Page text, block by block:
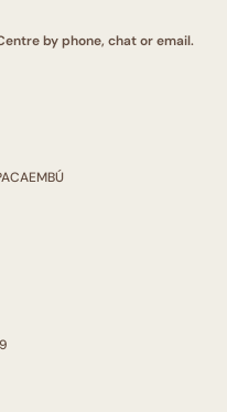
by phone, chat or email.